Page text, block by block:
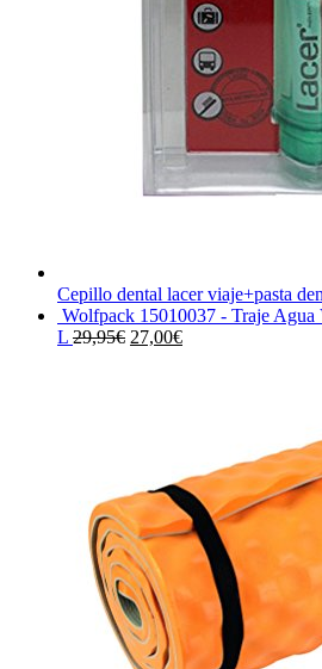
Cepillo dental lacer viaje+pasta
Wolfpack 15010037 - Traje Agua
L 29,95€ El
27,00€El